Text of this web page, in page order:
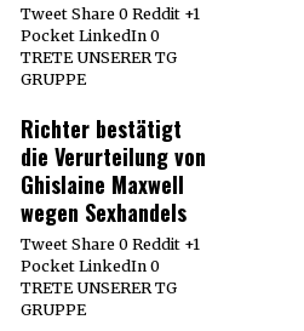
Tweet Share 0 Reddit +1
Pocket LinkedIn 0
TRETE UNSERER TG
GRUPPE
Richter bestätigt
die Verurteilung von
Ghislaine Maxwell
wegen Sexhandels
Tweet Share 0 Reddit +1
Pocket LinkedIn 0
TRETE UNSERER TG
GRUPPE